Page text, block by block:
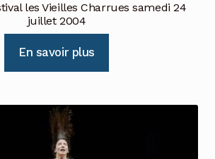
les Vieilles Charrues samedi 24
juillet 2004
En savoir plus